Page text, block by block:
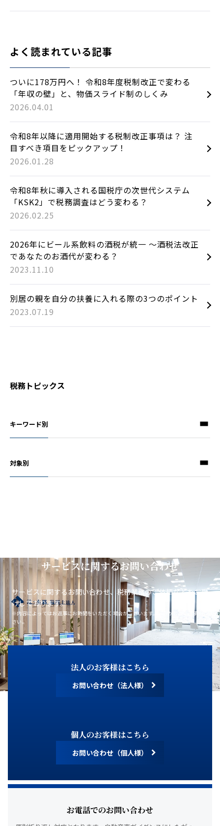
よく読まれている記事
ついに178万円へ！ 令和8年度税制改正で変わる
「年収の壁」と、物価スライド制のしくみ
2026.04.01
令和8年以降に適用開始する税制改正事項は？ 注
目すべき項目をピックアップ！
2026.01.28
令和8年秋に導入される国税庁の次世代システム
「KSK2」で税務調査はどう変わる？
2026.02.25
2026年にビール系飲料の酒税が統一 ～酒税法改正
であなたのお酒代が変わる？
2023.11.10
別居の親を自分の扶養に入れる際の3つのポイント
2023.07.19
税務トピックス
キーワード別
対象別
サービスに関するお問い合わせ
サービスに関するお問い合わせ、税務業務のご依頼などをお受
けしております。
※内容によってはお返事にお時間をいただく場合がございます。あらかじめご了承くだ
さい。
法人のお客様はこちら
お問い合わせ（法人様）
個人のお客様はこちら
お問い合わせ（個人様）
お電話でのお問い合わせ